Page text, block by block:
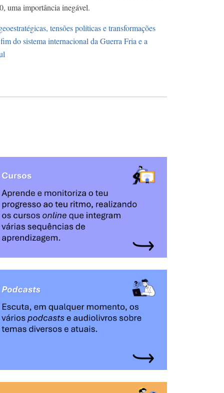
uma importância inegável.
tensões políticas e transformações
do sistema internacional da Guerra Fria e a